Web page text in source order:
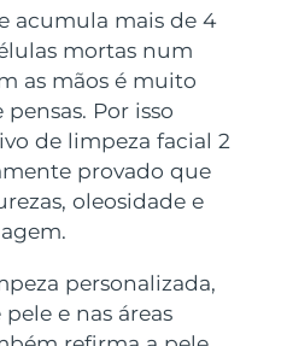
acumula mais de 4
mortas num
as mãos é muito
Por isso
de limpeza facial 2
provado que
oleosidade e
personalizada,
e nas áreas
Plus
heating
Men
toning
go
toning on-the-go
& lips
and red light therapy
Cuidado oral
sonic toothbrush
sonic toothbrush
Tratamentos LED
Entrega prevista15/08/26
Entrega prevista12/08/26
Entrega prevista14/08/26
Entrega prevista09/08/26
Entrega prevista